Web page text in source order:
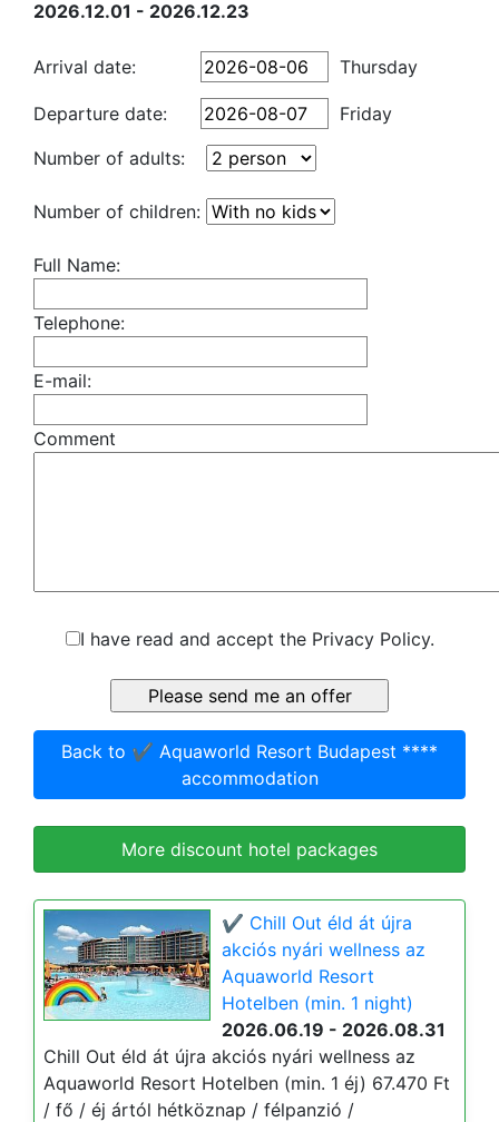
2026.12.01 - 2026.12.23
Arrival date: Thursday
Departure date:
Friday
Number of adults:
Number of children:
Full Name:
Telephone:
E-mail:
Comment
I have read and accept the Privacy Policy.
Back to ✔️ Aquaworld Resort Budapest ****
accommodation
More discount hotel packages
✔️ Chill Out éld át újra
akciós nyári wellness az
Aquaworld Resort
Hotelben (min. 1 night)
2026.06.19 - 2026.08.31
Chill Out éld át újra akciós nyári wellness az
Aquaworld Resort Hotelben (min. 1 éj) 67.470 Ft
/ fő / éj ártól hétköznap / félpanzió /